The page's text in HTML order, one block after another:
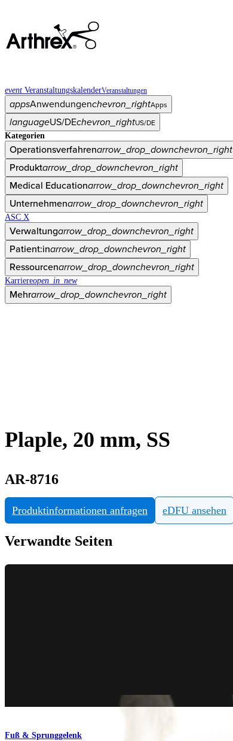
event VeranstaltungskalenderVeranstaltungen
appsAnwendungenchevron_rightApps
languageUS/DEchevron_rightUS/DE
Kategorien
Operationsverfahrenarrow_drop_downchevron_right
Produktarrow_drop_downchevron_right
Medical Educationarrow_drop_downchevron_right
Unternehmenarrow_drop_downchevron_right
ASC X
Verwaltungarrow_drop_downchevron_right
Patient:inarrow_drop_downchevron_right
Ressourcenarrow_drop_downchevron_right
Karriereopen_in_new
Mehrarrow_drop_downchevron_right
Plaple, 20 mm, SS
AR-8716
Produktinformationen anfragen eDFU ansehen
Verwandte Seiten
Fuß & Sprunggelenk